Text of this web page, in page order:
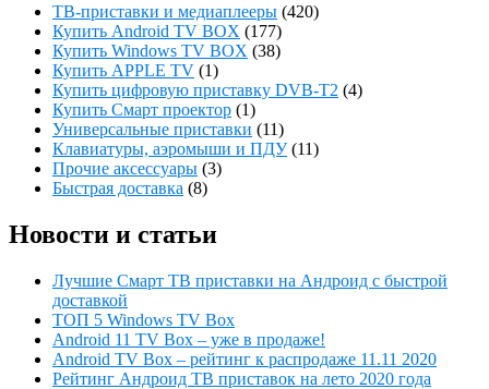
ТВ-приставки и медиаплееры (420)
Купить Android TV BOX (177)
Купить Windows TV BOX (38)
Купить APPLE TV (1)
Купить цифровую приставку DVB-T2 (4)
Купить Смарт проектор (1)
Универсальные приставки (11)
Клавиатуры, аэромыши и ПДУ (11)
Прочие аксессуары (3)
Быстрая доставка (8)
Новости и статьи
Лучшие Смарт ТВ приставки на Андроид с быстрой
доставкой
ТОП 5 Windows TV Box
Android 11 TV Box – уже в продаже!
Android TV Box – рейтинг к распродаже 11.11 2020
Рейтинг Андроид ТВ приставок на лето 2020 года